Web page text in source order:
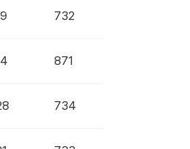
732
871
734